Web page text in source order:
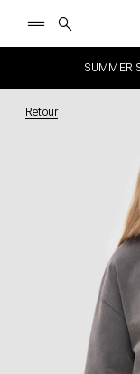
SUMMER
Retour